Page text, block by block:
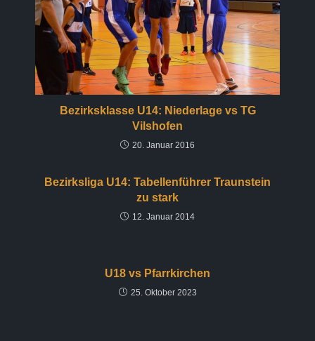
Bezirksklasse U14: Niederlage vs TG
Vilshofen
20. Januar 2016
Bezirksliga U14: Tabellenführer Traunstein
zu stark
12. Januar 2014
U18 vs Pfarrkirchen
25. Oktober 2023